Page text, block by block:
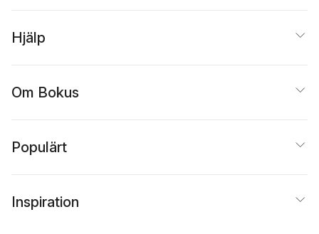
Hjälp
Om Bokus
Populärt
Inspiration